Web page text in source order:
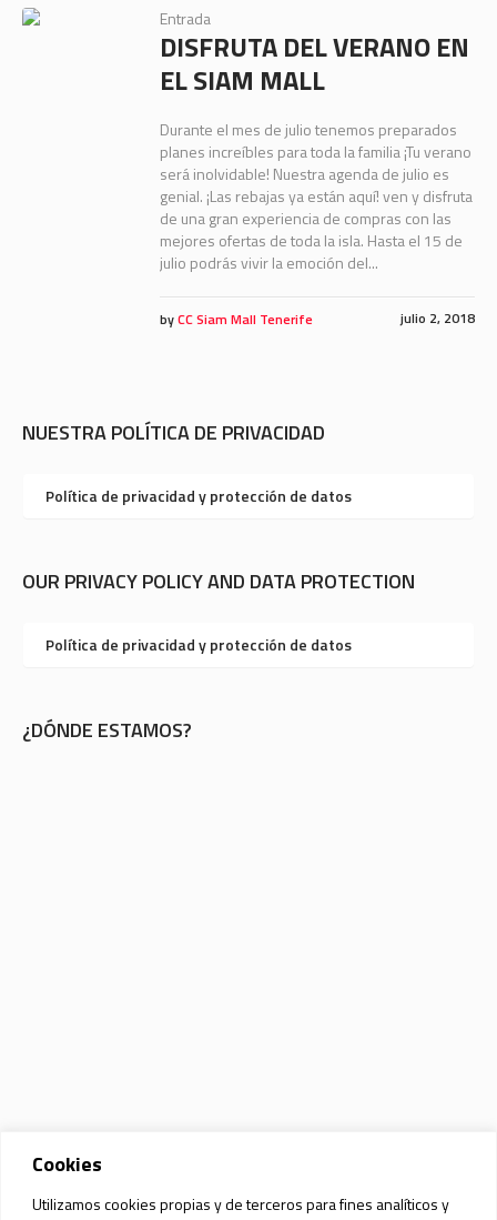
Cookies
Utilizamos cookies propias y de terceros para fines analíticos y
Entrada
DISFRUTA DEL VERANO EN
EL SIAM MALL
Durante el mes de julio tenemos preparados
planes increíbles para toda la familia ¡Tu verano
será inolvidable! Nuestra agenda de julio es
genial. ¡Las rebajas ya están aquí! ven y disfruta
de una gran experiencia de compras con las
mejores ofertas de toda la isla. Hasta el 15 de
julio podrás vivir la emoción del...
julio 2, 2018
byCC Siam Mall Tenerife
NUESTRA POLÍTICA DE PRIVACIDAD
Política de privacidad y protección de datos
OUR PRIVACY POLICY AND DATA PROTECTION
Política de privacidad y protección de datos
¿DÓNDE ESTAMOS?